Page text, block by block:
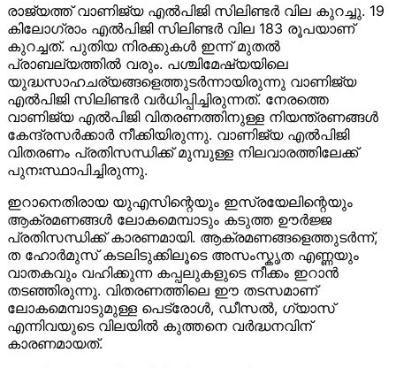
രാജ്യത്ത് വാണിജ്യ എൽപിജി സിലിണ്ടർ വില കുറച്ചു. 19
കിലോഗ്രാം എൽപിജി സിലിണ്ടർ വില 183 രൂപയാണ്
കുറച്ചത്. പുതിയ നിരക്കുകൾ ഇന്ന് മുതൽ
പ്രാബല്യത്തിൽ വരും. പശ്ചിമേഷ്യയിലെ
യുദ്ധസാഹചര്യങ്ങളെത്തുടർന്നായിരുന്നു വാണിജ്യ
എൽപിജി സിലിണ്ടർ വർധിപ്പിച്ചിരുന്നത്. നേരത്തെ
വാണിജ്യ എൽപിജി വിതരണത്തിനുള്ള നിയന്ത്രണങ്ങൾ
കേന്ദ്രസർക്കാർ നീക്കിയിരുന്നു. വാണിജ്യ എൽപിജി
വിതരണം പ്രതിസന്ധിക്ക് മുമ്പുള്ള നിലവാരത്തിലേക്ക്
പുനഃസ്ഥാപിച്ചിരുന്നു.
ഇറാനെതിരായ യുഎസിന്റെയും ഇസ്രയേലിന്റെയും
ആക്രമണങ്ങൾ ലോകമെമ്പാടും കടുത്ത ഊർജ്ജ
പ്രതിസന്ധിക്ക് കാരണമായി. ആക്രമണങ്ങളെത്തുടർന്ന്,
ത ഹോർമുസ് കടലിടുക്കിലൂടെ അസംസ്കൃത എണ്ണയും
വാതകവും വഹിക്കുന്ന കപ്പലുകളുടെ നീക്കം ഇറാൻ
തടഞ്ഞിരുന്നു. വിതരണത്തിലെ ഈ തടസമാണ്
ലോകമെമ്പാടുമുള്ള പെട്രോൾ, ഡീസൽ, ഗ്യാസ്
എന്നിവയുടെ വിലയിൽ കുത്തനെ വർദ്ധനവിന്
കാരണമായത്.